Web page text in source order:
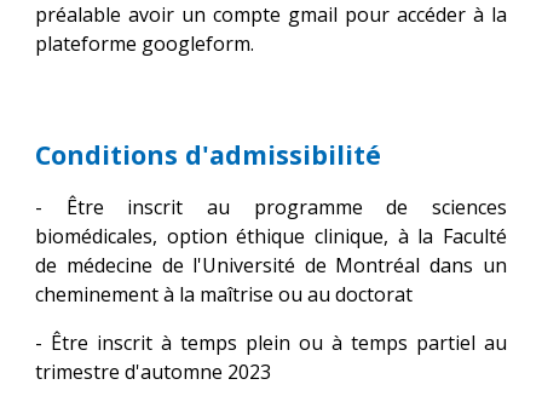
préalable avoir un compte gmail pour accéder à la
plateforme googleform.
Conditions d'admissibilité
- Être inscrit au programme de sciences
biomédicales, option éthique clinique, à la Faculté
de médecine de l'Université de Montréal dans un
cheminement à la maîtrise ou au doctorat
- Être inscrit à temps plein ou à temps partiel au
trimestre d'automne 2023